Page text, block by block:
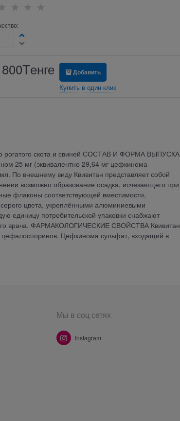
Tенге Добавить
Купить в один клик
рогатого скота и свиней СОСТАВ И ФОРМА ВЫПУСКА
25 мг (эквивалентно 29,64 мг цефкинома
По внешнему виду Квивитан представляет собой
возможно образование осадка, исчезающего при
флаконы соответствующей вместимости,
цвета, укреплёнными алюминиевыми
единицу потребительской упаковки снабжают
врача. ФАРМАКОЛОГИЧЕСКИЕ СВОЙСТВА Квивитан
цефалоспоринов. Цефкинома сульфат, входящий в
Мы в соц сетях
Instagram